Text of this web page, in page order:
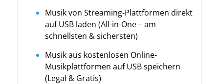
Musik von Streaming-Plattformen direkt
auf USB laden (All-in-One – am
schnellsten & sichersten)
Musik aus kostenlosen Online-
Musikplattformen auf USB speichern
(Legal & Gratis)